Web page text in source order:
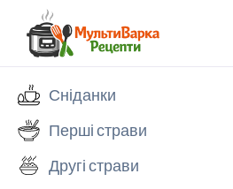
Сніданки
Перші страви
Другі страви